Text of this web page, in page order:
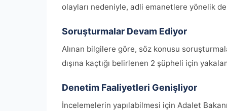
olayları nedeniyle, adli emanetlere yönelik
Soruşturmalar Devam Ediyor
Alınan bilgilere göre, söz konusu
dışına kaçtığı belirlenen 2 şüpheli için
Denetim Faaliyetleri Genişliyor
İncelemelerin yapılabilmesi için Adalet Bakanı